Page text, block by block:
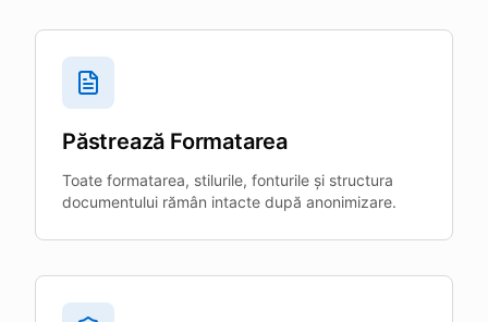
Păstrează Formatarea
Toate formatarea, stilurile, fonturile și structura
documentului rămân intacte după anonimizare.